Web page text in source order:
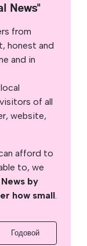
News"
from
honest and
and in
of all
website,
afford to
to, we
by
how small
Годовой